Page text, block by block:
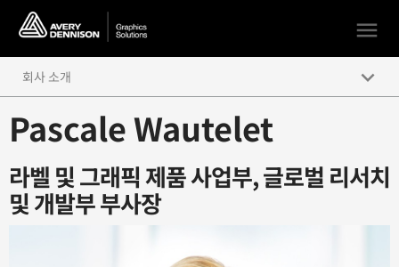
menu
Pascale Wautelet
라벨 및 그래픽 제품 사업부, 글로벌 리서치
및 개발부 부사장
회사 소개 keyboard_arrow_down
뉴스보기